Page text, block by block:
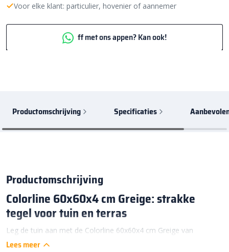
Voor elke klant: particulier, hovenier of aannemer
ff met ons appen? Kan ook!
Productomschrijving Specificaties
Productomschrijving
Colorline 60x60x4 cm Greige: strakke
tegel voor tuin en terras
Leg de tuin aan met de Colorline 60x60x4 cm Greige van
Excluton. Deze hoogwaardige betontegel van 60×60 cm is
Lees meer